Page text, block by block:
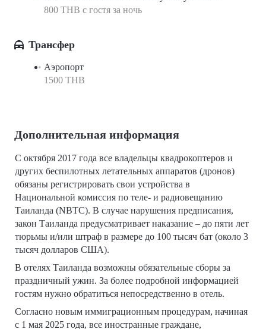
800 THB с гостя за ночь
Трансфер
Аэропорт
1500 THB
Дополнительная информация
С октября 2017 года все владельцы квадрокоптеров и
других беспилотных летательных аппаратов (дронов)
обязаны регистрировать свои устройства в
Национальной комиссия по теле- и радиовещанию
Таиланда (NBTC). В случае нарушения предписания,
закон Таиланда предусматривает наказание – до пяти лет
тюрьмы и/или штраф в размере до 100 тысяч бат (около 3
тысяч долларов США).
В отелях Таиланда возможны обязательные сборы за
праздничный ужин. За более подробной информацией
гостям нужно обратиться непосредственно в отель.
Согласно новым иммиграционным процедурам, начиная
с 1 мая 2025 года, все иностранные граждане,